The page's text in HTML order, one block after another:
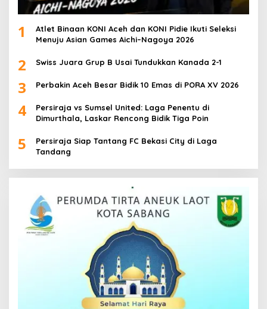
1
Atlet Binaan KONI Aceh dan KONI Pidie Ikuti Seleksi
Menuju Asian Games Aichi–Nagoya 2026
2 Swiss Juara Grup B Usai Tundukkan Kanada 2-1
3 Perbakin Aceh Besar Bidik 10 Emas di PORA XV 2026
4
Persiraja vs Sumsel United: Laga Penentu di
Dimurthala, Laskar Rencong Bidik Tiga Poin
5
Persiraja Siap Tantang FC Bekasi City di Laga
Tandang